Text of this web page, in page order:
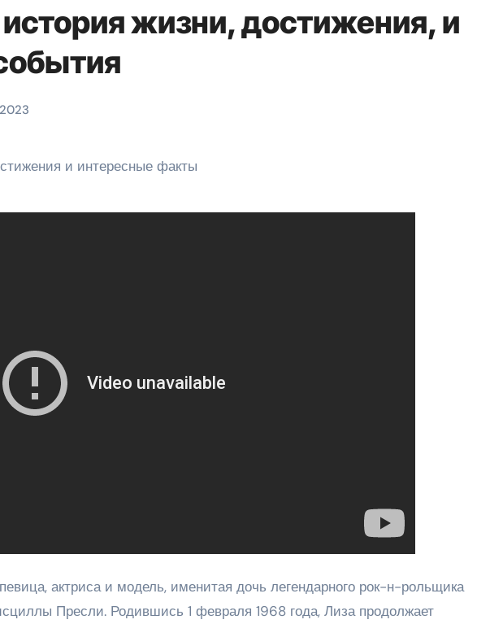
жизни, достижения, и
актриса и модель, именитая дочь легендарного рок-н-рольщика
Пресли. Родившись 1 февраля 1968 года, Лиза продолжает